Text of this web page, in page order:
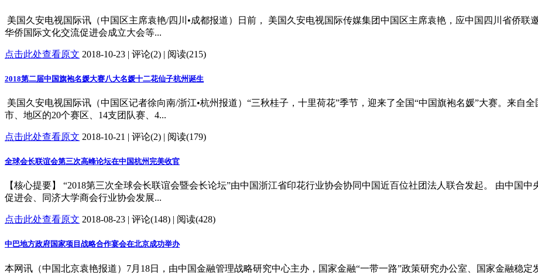
美国久安电视国际讯（中国区主席袁艳/四川•成都报道）日前， 美国久安电视国际传媒集团中国区主席袁艳，应中国四川省侨联
华侨国际文化交流促进会成立大会等...
点击此处查看原文 2018-10-23 | 评论(2) | 阅读(215)
2018第二届中国旗袍名媛大赛八大名媛十二花仙子杭州诞生
美国久安电视国际讯（中国区记者徐向南/浙江•杭州报道）“三秋桂子，十里荷花”季节，迎来了全国“中国旗袍名媛”大赛。来自
市、地区的20个赛区、14支团队赛、4...
点击此处查看原文 2018-10-21 | 评论(2) | 阅读(179)
全球会长联谊会第三次高峰论坛在中国杭州完美收官
【核心提要】 “2018第三次全球会长联谊会暨会长论坛”由中国浙江省印花行业协会协同中国近百位社团法人联合发起。 由中国
促进会、同济大学商会行业协会发展...
点击此处查看原文 2018-08-23 | 评论(148) | 阅读(428)
中巴地方政府国家项目战略合作宴会在北京成功举办
本网讯（中国北京袁艳报道）7月18日，由中国金融管理战略研究中心主办，国家金融“一带一路”政策研究办公室、国家金融稳